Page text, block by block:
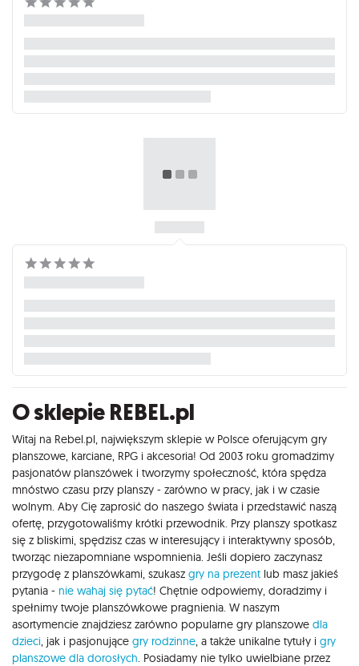
O sklepie REBEL.pl
Witaj na Rebel.pl, największym sklepie w Polsce oferującym gry
planszowe, karciane, RPG i akcesoria! Od 2003 roku gromadzimy
pasjonatów planszówek i tworzymy społeczność, która spędza
mnóstwo czasu przy planszy - zarówno w pracy, jak i w czasie
wolnym. Aby Cię zaprosić do naszego świata i przedstawić naszą
ofertę, przygotowaliśmy krótki przewodnik. Przy planszy spotkasz
się z bliskimi, spędzisz czas w interesujący i interaktywny sposób,
tworząc niezapomniane wspomnienia. Jeśli dopiero zaczynasz
przygodę z planszówkami, szukasz gry na prezent lub masz jakieś
pytania - nie wahaj się pytać! Chętnie odpowiemy, doradzimy i
spełnimy twoje planszówkowe pragnienia. W naszym
asortymencie znajdziesz zarówno popularne gry planszowe dla
dzieci, jak i pasjonujące gry rodzinne, a także unikalne tytuły i gry
planszowe dla dorosłych. Posiadamy nie tylko uwielbiane przez